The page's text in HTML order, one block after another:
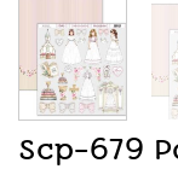
Scp-679